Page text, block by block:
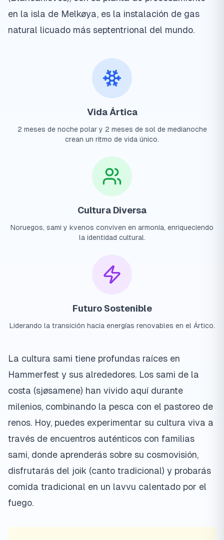
en la isla de Melkøya, es la instalación de gas
natural licuado más septentrional del mundo.
Vida Ártica
2 meses de noche polar y 2 meses de sol de medianoche
crean un ritmo de vida único.
Cultura Diversa
Noruegos, sami y kvenos conviven en armonía, enriqueciendo
la identidad cultural.
Futuro Sostenible
Liderando la transición hacia energías renovables en el Ártico.
La cultura sami tiene profundas raíces en
Hammerfest y sus alrededores. Los sami de la
costa (sjøsamene) han vivido aquí durante
milenios, combinando la pesca con el pastoreo de
renos. Hoy, puedes experimentar su cultura viva a
través de encuentros auténticos con familias
sami, donde aprenderás sobre su cosmovisión,
disfrutarás del joik (canto tradicional) y probarás
comida tradicional en un lavvu calentado por el
fuego.